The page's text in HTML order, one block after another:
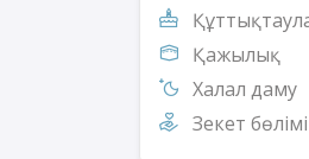
Қажылық
Халал даму
Зекет бөлімі